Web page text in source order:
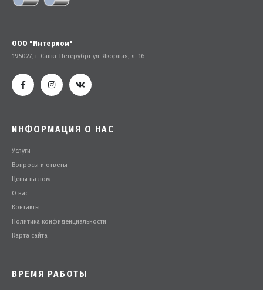
ООО "Интерлом"
195027, г. Санкт-Петерубрг ул. Якорная, д. 16
ИНФОРМАЦИЯ О НАС
Услуги
Вопросы и ответы
Цены на лом
О нас
Контакты
Политика конфиденциальности
Карта сайта
ВРЕМЯ РАБОТЫ